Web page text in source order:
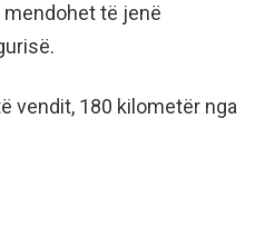
mendohet të jenë
vendit, 180 kilometër nga